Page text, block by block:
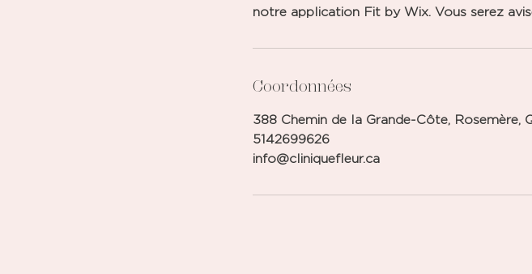
notre application Fit by Wix. Vous serez
Coordonnées
388 Chemin de la Grande-Côte, Rosemère,
5142699626
info@cliniquefleur.ca